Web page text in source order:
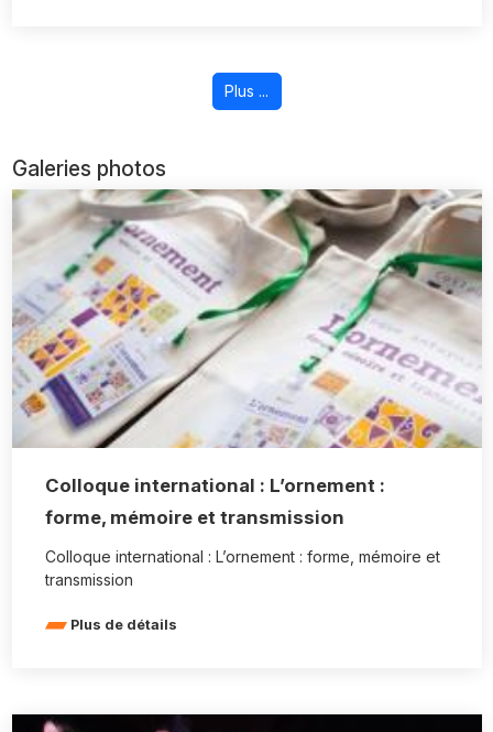
Plus ...
Galeries photos
Colloque international : L’ornement :
forme, mémoire et transmission
Colloque international : L’ornement : forme, mémoire et
transmission
Plus de détails